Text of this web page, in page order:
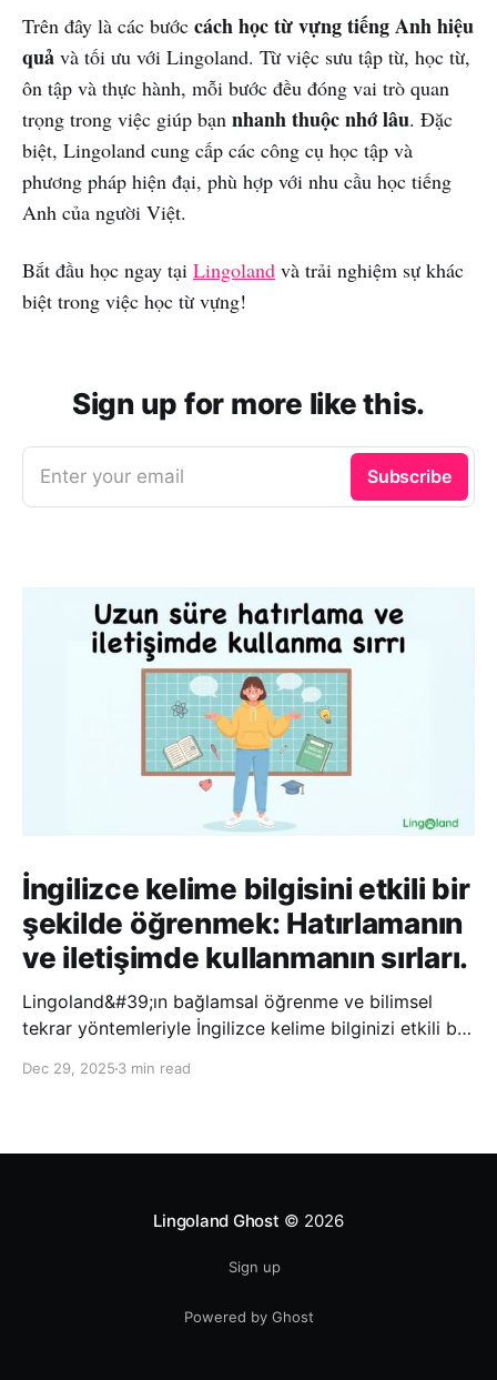
Trên đây là các bước cách học từ vựng tiếng Anh hiệu
quả và tối ưu với Lingoland. Từ việc sưu tập từ, học từ,
ôn tập và thực hành, mỗi bước đều đóng vai trò quan
trọng trong việc giúp bạn nhanh thuộc nhớ lâu. Đặc
biệt, Lingoland cung cấp các công cụ học tập và
phương pháp hiện đại, phù hợp với nhu cầu học tiếng
Anh của người Việt.
Bắt đầu học ngay tại Lingoland và trải nghiệm sự khác
biệt trong việc học từ vựng!
Sign up for more like this.
Enter your email Subscribe
İngilizce kelime bilgisini etkili bir
şekilde öğrenmek: Hatırlamanın
ve iletişimde kullanmanın sırları.
Lingoland&#39;ın bağlamsal öğrenme ve bilimsel
tekrar yöntemleriyle İngilizce kelime bilginizi etkili bir
hatırlayabilir ve daha doğal bir şekilde iletişim
Dec 29, 2025 3 min read
Lingoland Ghost © 2026
Sign up
Powered by Ghost